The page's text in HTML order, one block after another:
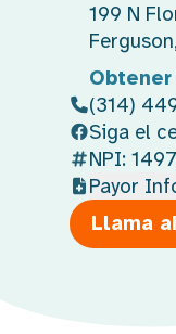
199 N
(314)
Siga el
NPI:
Payor
Llama